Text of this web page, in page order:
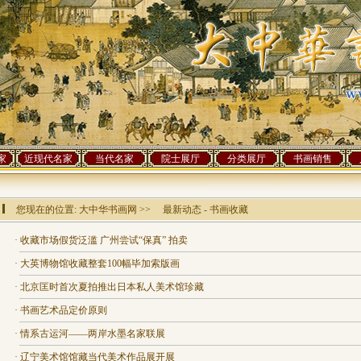
近现代名家 当代名家 院士展厅 分类展厅 书画销售
您现在的位置: 大中华书画网 >> 最新动态 - 书画收藏
· 收藏市场假货泛滥 广州尝试“保真” 拍卖
· 大英博物馆收藏整套100幅毕加索版画
· 北京匡时首次夏拍推出日本私人美术馆珍藏
· 书画艺术品定价原则
·情系古运河——两岸水墨名家联展
· 辽宁美术馆馆藏当代美术作品展开展